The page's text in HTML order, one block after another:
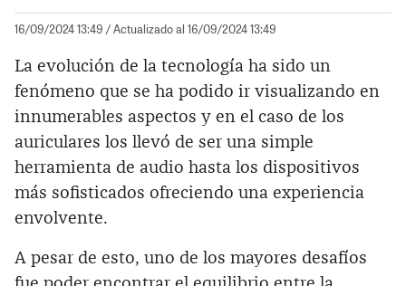
16/09/2024 13:49 / Actualizado al 16/09/2024 13:49
La evolución de la tecnología ha sido un
fenómeno que se ha podido ir visualizando en
innumerables aspectos y en el caso de los
auriculares los llevó de ser una simple
herramienta de audio hasta los dispositivos
más sofisticados ofreciendo una experiencia
envolvente.
A pesar de esto, uno de los mayores desafíos